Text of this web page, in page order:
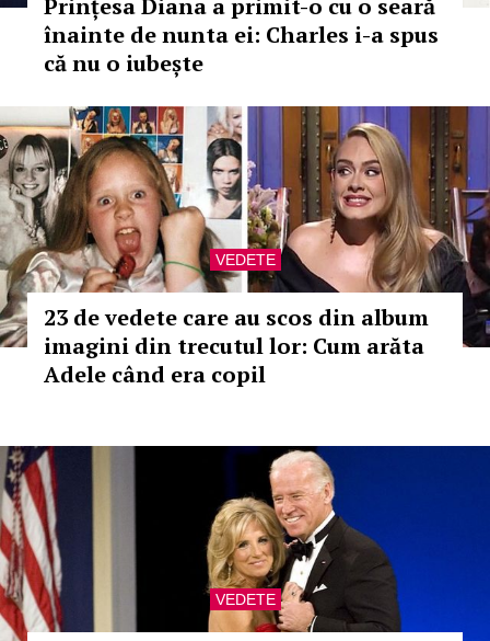
Prințesa Diana a primit-o cu o seară
înainte de nunta ei: Charles i-a spus
că nu o iubește
VEDETE
23 de vedete care au scos din album
imagini din trecutul lor: Cum arăta
Adele când era copil
VEDETE